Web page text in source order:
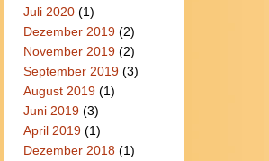
Juli 2020(1)
Dezember 2019(2)
November 2019(2)
September 2019(3)
August 2019(1)
Juni 2019(3)
April 2019(1)
Dezember 2018(1)